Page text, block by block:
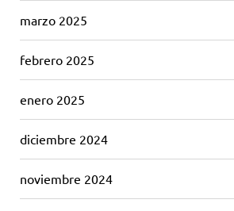
marzo 2025
febrero 2025
enero 2025
diciembre 2024
noviembre 2024